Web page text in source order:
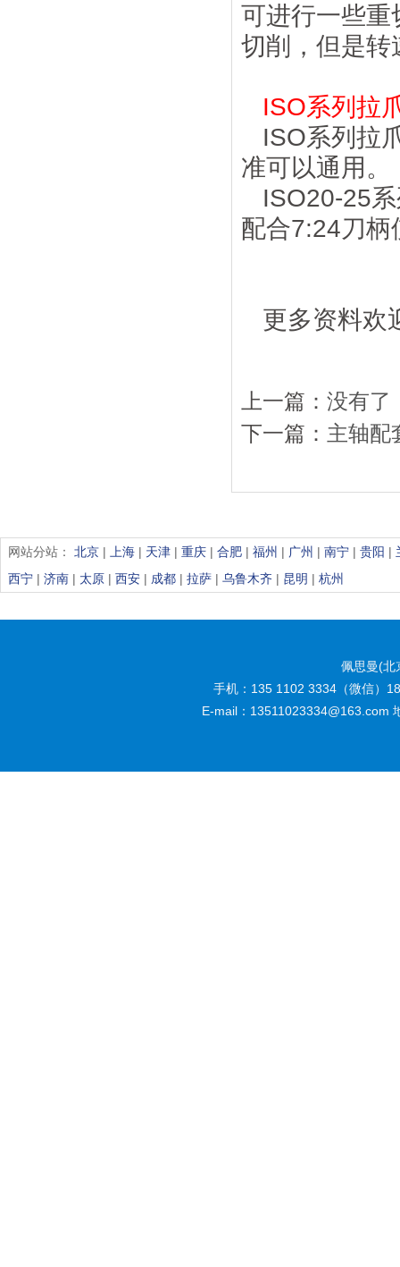
可进行一些重
切削，但是转
ISO系列拉
ISO系列拉
准可以通用。
ISO20-25
配合7:24刀柄
更多资料欢
上一篇： 没有了
下一篇： 主轴配
网站分站： 北京 | 上海 | 天津 | 重庆 | 合肥 | 福州 | 广州 | 南宁 | 贵阳 |
西宁 | 济南 | 太原 | 西安 | 成都 | 拉萨 | 乌鲁木齐 | 昆明 | 杭州
佩思曼(北
手机：135 1102 3334（微信）
E-mail：13511023334@163.com